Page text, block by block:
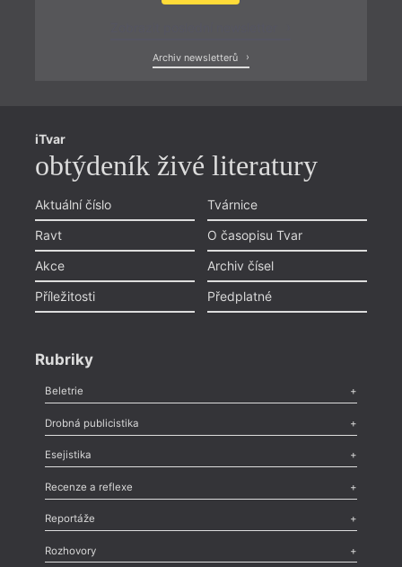
Archiv newsletterů
iTvar
obtýdeník živé literatury
Aktuální číslo
Ravt
Akce
Příležitosti
Tvárnice
O časopisu Tvar
Archiv čísel
Předplatné
Rubriky
Beletrie
Poezie,Próza,Dokumenty
Drobná publicistika
Odlesk
Nekrolog,Glosa,Sloupek,Pozvánka,Literární soutěž,
Esejistika
Esej , Pádlo,Úvaha
Recenze a reflexe
Recenze
Méně slov o próze,Celá rubrika
Reportáže
Literární zítřky
Celá rubrika
Rozhovory